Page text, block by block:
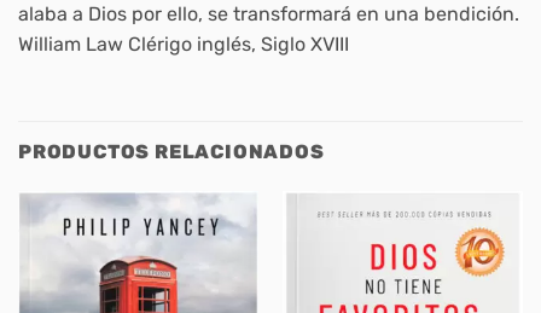
alaba a Dios por ello, se transformará en una bendición.
William Law Clérigo inglés, Siglo XVIII
PRODUCTOS RELACIONADOS